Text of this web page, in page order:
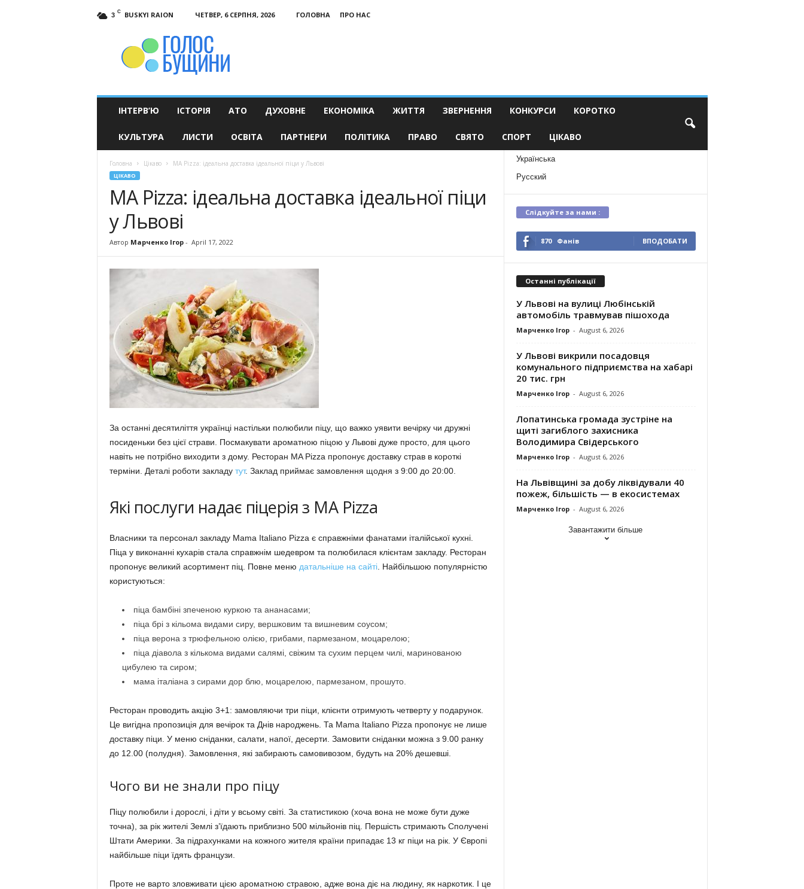
3 C BUSKYI RAION ЧЕТВЕР, 6 СЕРПНЯ, 2026 ГОЛОВНА
ПРО НАС
ІНТЕРВ’Ю ІСТОРІЯ АТО ДУХОВНЕ ЕКОНОМІКА ЖИТТЯ ЗВЕРНЕННЯ КОНКУРСИ КОРОТКО
КУЛЬТУРА ЛИСТИ ОСВІТА ПАРТНЕРИ ПОЛІТИКА ПРАВО СВЯТО СПОРТ ЦІКАВО
Головна Цікаво MA Pizza: ідеальна доставка ідеальної піци у Львові
ЦІКАВО
MA Pizza: ідеальна доставка ідеальної піци
у Львові
Автор Марченко Ігор- April 17, 2022
За останні десятиліття українці настільки полюбили піцу, що важко уявити вечірку чи дружні
посиденьки без цієї страви. Посмакувати ароматною піцою у Львові дуже просто, для цього
навіть не потрібно виходити з дому. Ресторан MA Pizza пропонує доставку страв в короткі
терміни. Деталі роботи закладу тут. Заклад приймає замовлення щодня з 9:00 до 20:00.
Які послуги надає піцерія з MA Pizza
Власники та персонал закладу Mama Italiano Pizza є справжніми фанатами італійської кухні.
Піца у виконанні кухарів стала справжнім шедевром та полюбилася клієнтам закладу. Ресторан
пропонує великий асортимент піц. Повне меню датальніше на сайті. Найбільшою популярністю
користуються:
піца бамбіні зпеченою куркою та ананасами;
піца брі з кільома видами сиру, вершковим та вишневим соусом;
піца верона з трюфельною олією, грибами, пармезаном, моцарелою;
піца діавола з кількома видами салямі, свіжим та сухим перцем чилі, маринованою
цибулею та сиром;
мама італіана з сирами дор блю, моцарелою, пармезаном, прошуто.
Ресторан проводить акцію 3+1: замовляючи три піци, клієнти отримують четверту у подарунок.
Це вигідна пропозиція для вечірок та Днів народжень. Та Mama Italiano Pizza пропонує не лише
доставку піци. У меню сніданки, салати, напої, десерти. Замовити сніданки можна з 9.00 ранку
до 12.00 (полудня). Замовлення, які забирають самовивозом, будуть на 20% дешевші.
Чого ви не знали про піцу
Піцу полюбили і дорослі, і діти у всьому світі. За статистикою (хоча вона не може бути дуже
точна), за рік жителі Землі з’їдають приблизно 500 мільйонів піц. Першість стримають Сполучені
Штати Америки. За підрахунками на кожного жителя країни припадає 13 кг піци на рік. У Європі
найбільше піци їдять французи.
Проте не варто зловживати цією ароматною стравою, адже вона діє на людину, як наркотик. І це
Українська
Русский
Слідкуйте за нами :
870 Фанів ВПОДОБАТИ
Останні публікації
У Львові на вулиці Любінській
автомобіль травмував пішохода
Марченко Ігор - August 6, 2026
У Львові викрили посадовця
комунального підприємства на хабарі
20 тис. грн
Марченко Ігор - August 6, 2026
Лопатинська громада зустріне на
щиті загиблого захисника
Володимира Свідерського
Марченко Ігор - August 6, 2026
На Львівщині за добу ліквідували 40
пожеж, більшість — в екосистемах
Марченко Ігор - August 6, 2026
Завантажити більше